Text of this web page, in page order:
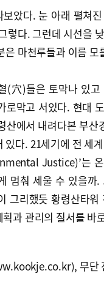
보았다. 눈 아래 펼쳐
렇다. 그런데 시선을
은 마천루들과 이름
(穴)들은 토막나 있
로막고 서있다. 현대
산에서 내려다본 부
있다. 21세기에 전 세
Justice)’는
멈춰 세울 수 있을까
그리했듯 황령산타
과 관리의 질서를 바
무단